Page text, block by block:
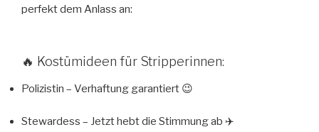
perfekt dem Anlass an:
🔥 Kostümideen für Stripperinnen:
Polizistin – Verhaftung garantiert 😉
Stewardess – Jetzt hebt die Stimmung ab ✈️